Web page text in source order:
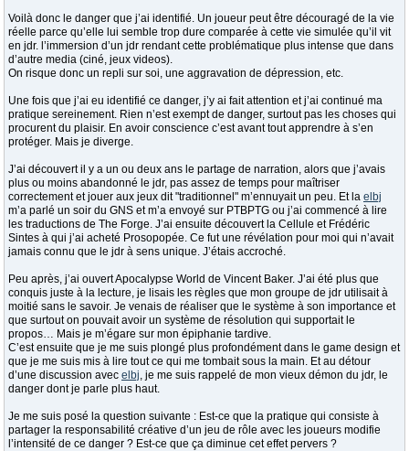
Voilà donc le danger que j’ai identifié. Un joueur peut être découragé de la vie
réelle parce qu’elle lui semble trop dure comparée à cette vie simulée qu’il vit
en jdr. l’immersion d’un jdr rendant cette problématique plus intense que dans
d’autre media (ciné, jeux videos).
On risque donc un repli sur soi, une aggravation de dépression, etc.
Une fois que j’ai eu identifié ce danger, j’y ai fait attention et j’ai continué ma
pratique sereinement. Rien n’est exempt de danger, surtout pas les choses qui
procurent du plaisir. En avoir conscience c’est avant tout apprendre à s’en
protéger. Mais je diverge.
J’ai découvert il y a un ou deux ans le partage de narration, alors que j’avais
plus ou moins abandonné le jdr, pas assez de temps pour maîtriser
correctement et jouer aux jeux dit "traditionnel" m’ennuyait un peu. Et la elbj
m’a parlé un soir du GNS et m’a envoyé sur PTBPTG ou j’ai commencé à lire
les traductions de The Forge. J’ai ensuite découvert la Cellule et Frédéric
Sintes à qui j’ai acheté Prosopopée. Ce fut une révélation pour moi qui n’avait
jamais connu que le jdr à sens unique. J’étais accroché.
Peu après, j’ai ouvert Apocalypse World de Vincent Baker. J’ai été plus que
conquis juste à la lecture, je lisais les règles que mon groupe de jdr utilisait à
moitié sans le savoir. Je venais de réaliser que le système à son importance et
que surtout on pouvait avoir un système de résolution qui supportait le
propos… Mais je m’égare sur mon épiphanie tardive.
C’est ensuite que je me suis plongé plus profondément dans le game design et
que je me suis mis à lire tout ce qui me tombait sous la main. Et au détour
d’une discussion avec elbj, je me suis rappelé de mon vieux démon du jdr, le
danger dont je parle plus haut.
Je me suis posé la question suivante : Est-ce que la pratique qui consiste à
partager la responsabilité créative d’un jeu de rôle avec les joueurs modifie
l’intensité de ce danger ? Est-ce que ça diminue cet effet pervers ?